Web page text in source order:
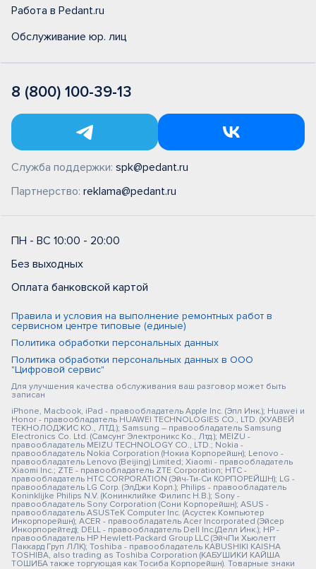
Работа в Pedant.ru
Обслуживание юр. лиц
8 (800) 100-39-13
Служба поддержки: spk@pedant.ru
Партнерство: reklama@pedant.ru
ПН - ВС 10:00 - 20:00
Без выходных
Оплата банковской картой
Правила и условия на выполнение ремонтных работ в
сервисном центре типовые (единые)
Политика обработки персональных данных
Политика обработки персональных данных в ООО
"Цифровой сервис"
Для улучшения качества обслуживания ваш разговор может быть
записан
iPhone, Macbook, iPad - правообладатель Apple Inc. (Эпл Инк.); Huawei и
Honor - правообладатель HUAWEI TECHNOLOGIES CO., LTD. (ХУАВЕЙ
ТЕКНОЛОДЖИС КО., ЛТД.); Samsung – правообладатель Samsung
Electronics Co. Ltd. (Самсунг Электроникс Ко., Лтд.); MEIZU -
правообладатель MEIZU TECHNOLOGY CO., LTD.; Nokia -
правообладатель Nokia Corporation (Нокиа Корпорейшн); Lenovo -
правообладатель Lenovo (Beijing) Limited; Xiaomi - правообладатель
Xiaomi Inc.; ZTE - правообладатель ZTE Corporation; HTC -
правообладатель HTC CORPORATION (Эйч-Ти-Си КОРПОРЕЙШН); LG -
правообладатель LG Corp. (ЭлДжи Корп.); Philips - правообладатель
Koninklijke Philips N.V. (Конинклийке Филипс Н.В.); Sony -
правообладатель Sony Corporation (Сони Корпорейшн); ASUS -
правообладатель ASUSTeK Computer Inc. (Асустек Компьютер
Инкорпорейшн); ACER - правообладатель Acer Incorporated (Эйсер
Инкорпорейтед); DELL - правообладатель Dell Inc.(Делл Инк.); HP -
правообладатель HP Hewlett-Packard Group LLC (ЭйчПи Хьюлетт
Паккард Груп ЛЛК); Toshiba - правообладатель KABUSHIKI KAISHA
TOSHIBA, also trading as Toshiba Corporation (КАБУШИКИ КАЙША
ТОШИБА также торгующая как Тосиба Корпорейшн). Товарные знаки